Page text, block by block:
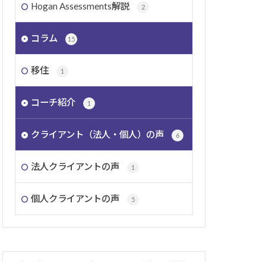
Hogan Assessments解説 2
コラム 15
移住 1
コーチ紹介 1
クライアント（法人・個人）の声 6
法人クライアントの声 1
個人クライアントの声 5